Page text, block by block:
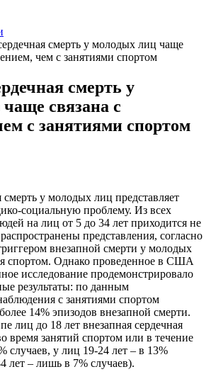
смерть у молодых лиц чаще
чем с занятиями спортом
смерть у
связана с
с занятиями спортом
смерть у молодых лиц представляет
социальную проблему. Из всех
на лиц от 5 до 34 лет приходится не
представления, согласно
внезапной смерти у молодых
спортом. Однако проведенное в США
исследование продемонстрировало
результаты: по данным
с занятиями спортом
14% эпизодов внезапной смерти.
лиц до 18 лет внезапная сердечная
время занятий спортом или в течение
случаев, у лиц 19-24 лет – в 13%
лет – лишь в 7% случаев).